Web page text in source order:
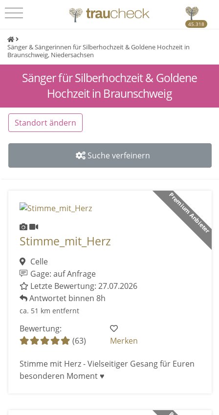
45.318
Sänger & Sängerinnen für Silberhochzeit & Goldene Hochzeit in
Braunschweig, Niedersachsen
Sänger für Silberhochzeit & Goldene
Hochzeit in Braunschweig
Standort ändern
Suche verfeinern
Premium Anbieter
Stimme_mit_Herz
Celle
Gage: auf Anfrage
Letzte Bewertung: 27.07.2026
Antwortet binnen 8h
ca. 51 km entfernt
Bewertung:
(63)
Merken
Stimme mit Herz - Vielseitiger Gesang für Euren
besonderen Moment ♥️